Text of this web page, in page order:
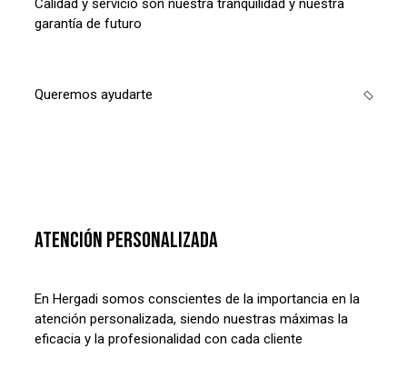
Calidad y servicio son nuestra tranquilidad y nuestra
garantía de futuro
Queremos ayudarte
ATENCIÓN PERSONALIZADA
En Hergadi somos conscientes de la importancia en la
atención personalizada, siendo nuestras máximas la
eficacia y la profesionalidad con cada cliente